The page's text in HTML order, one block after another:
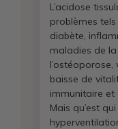
L’acidose
problèmes
diabète,
maladies de la
baisse de
immunitaire
Mais qu’est